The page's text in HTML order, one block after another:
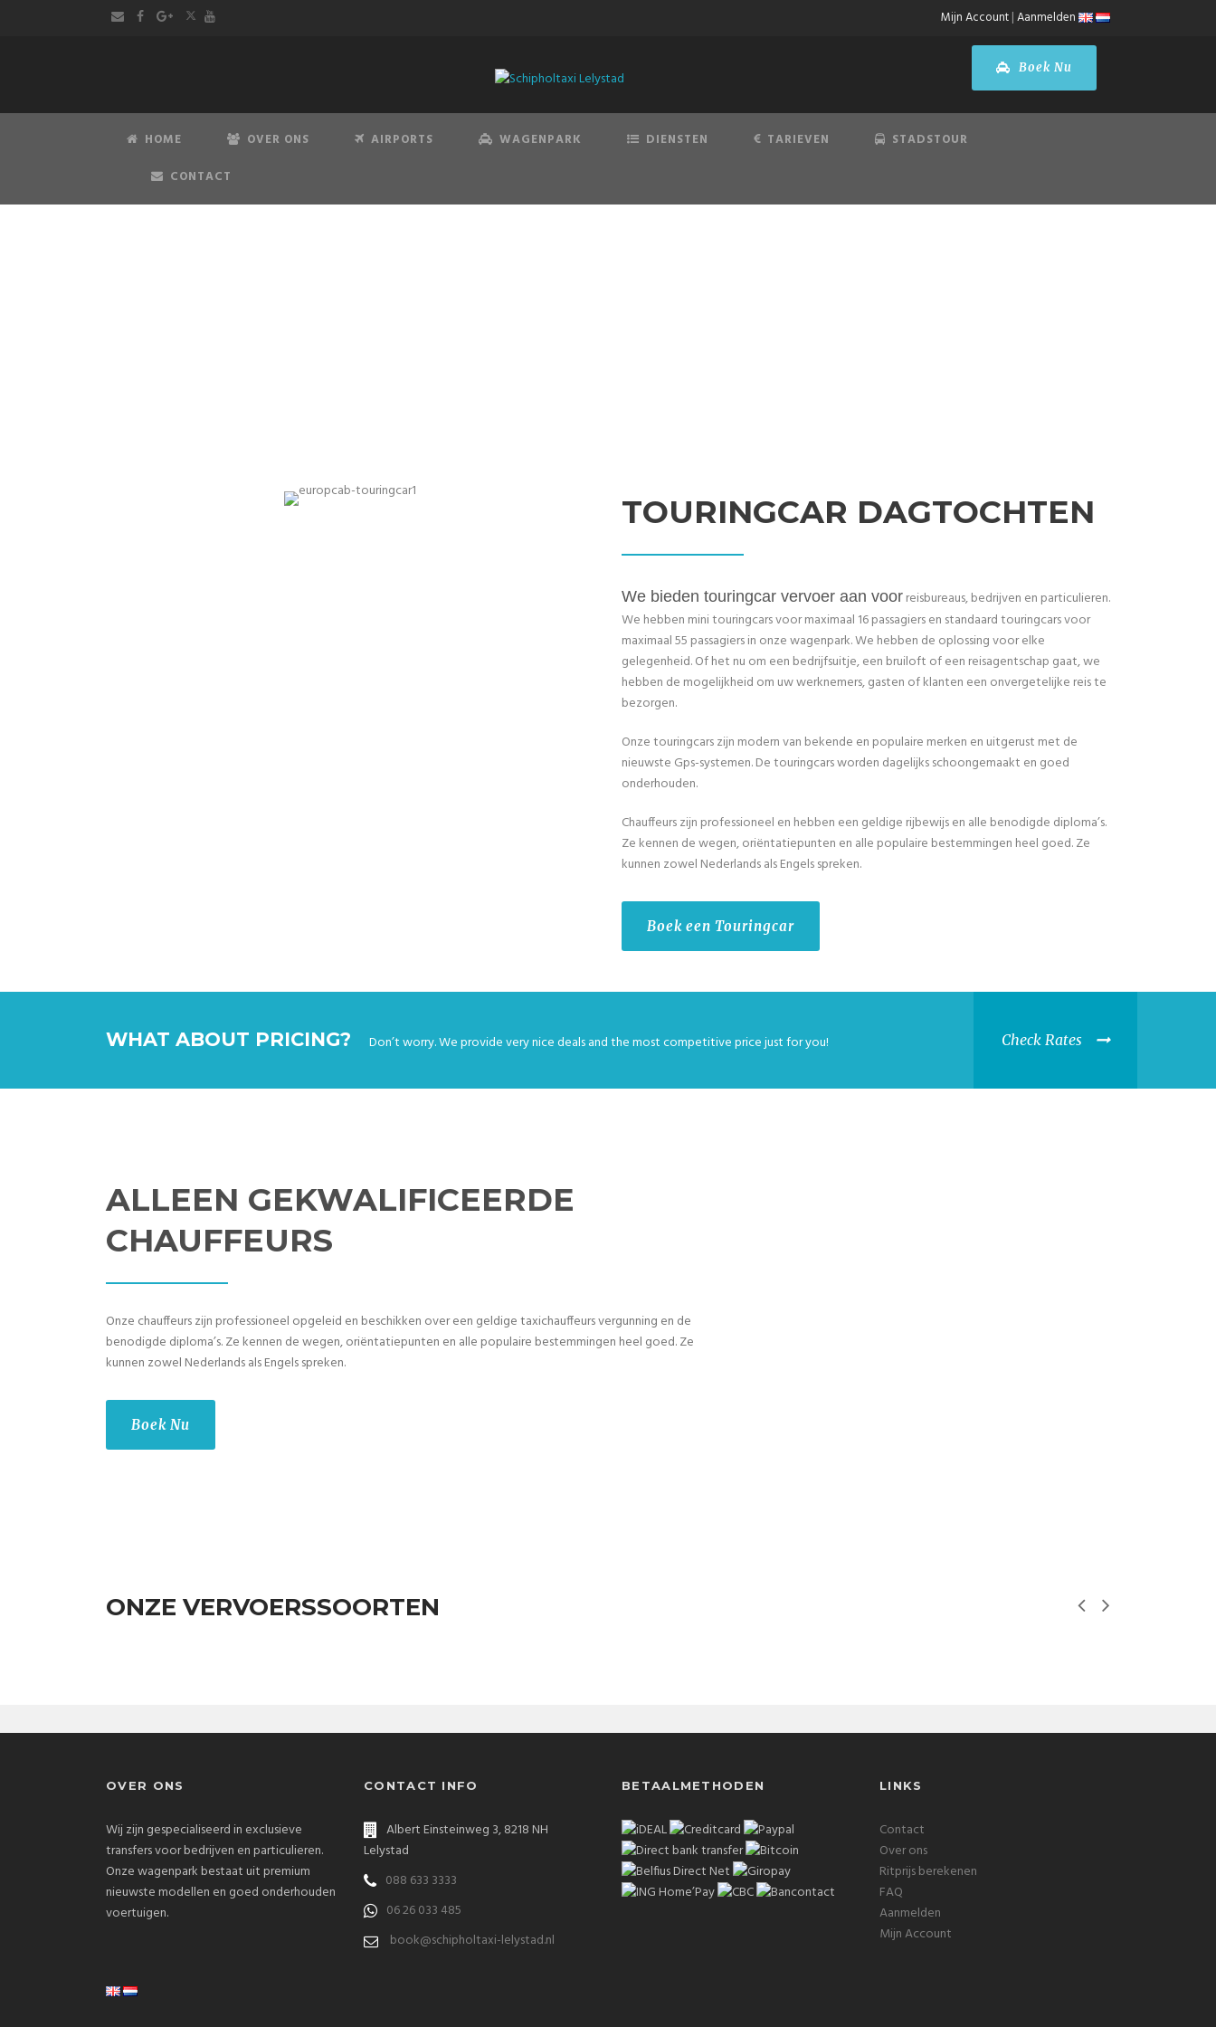
Mijn Account|Aanmelden
Boek Nu
HOME OVER ONS AIRPORTS WAGENPARK DIENSTEN TARIEVEN
STADSTOUR
CONTACT
TOURINGCAR DAGTOCHTEN
We bieden touringcar vervoer aan voor reisbureaus, bedrijven en particulieren.
We hebben mini touringcars voor maximaal 16 passagiers en standaard touringcars voor
maximaal 55 passagiers in onze wagenpark. We hebben de oplossing voor elke
gelegenheid. Of het nu om een bedrijfsuitje, een bruiloft of een reisagentschap gaat, we
hebben de mogelijkheid om uw werknemers, gasten of klanten een onvergetelijke reis te
bezorgen.
Onze touringcars zijn modern van bekende en populaire merken en uitgerust met de
nieuwste Gps-systemen. De touringcars worden dagelijks schoongemaakt en goed
onderhouden.
Chauffeurs zijn professioneel en hebben een geldige rijbewijs en alle benodigde diploma’s.
Ze kennen de wegen, oriëntatiepunten en alle populaire bestemmingen heel goed. Ze
kunnen zowel Nederlands als Engels spreken.
Boek een Touringcar
WHAT ABOUT PRICING? Don’t worry. We provide very nice deals and the most competitive price just for you! Check Rates
ALLEEN GEKWALIFICEERDE
CHAUFFEURS
Onze chauffeurs zijn professioneel opgeleid en beschikken over een geldige taxichauffeurs vergunning en de
benodigde diploma’s. Ze kennen de wegen, oriëntatiepunten en alle populaire bestemmingen heel goed. Ze
kunnen zowel Nederlands als Engels spreken.
Boek Nu
ONZE VERVOERSSOORTEN
OVER ONS
Wij zijn gespecialiseerd in exclusieve
transfers voor bedrijven en particulieren.
Onze wagenpark bestaat uit premium
nieuwste modellen en goed onderhouden
voertuigen.
CONTACT INFO
Albert Einsteinweg 3, 8218 NH
Lelystad
088 633 3333
06 26 033 485
book@schipholtaxi-lelystad.nl
BETAALMETHODEN LINKS
Contact
Over ons
Ritprijs berekenen
FAQ
Aanmelden
Mijn Account